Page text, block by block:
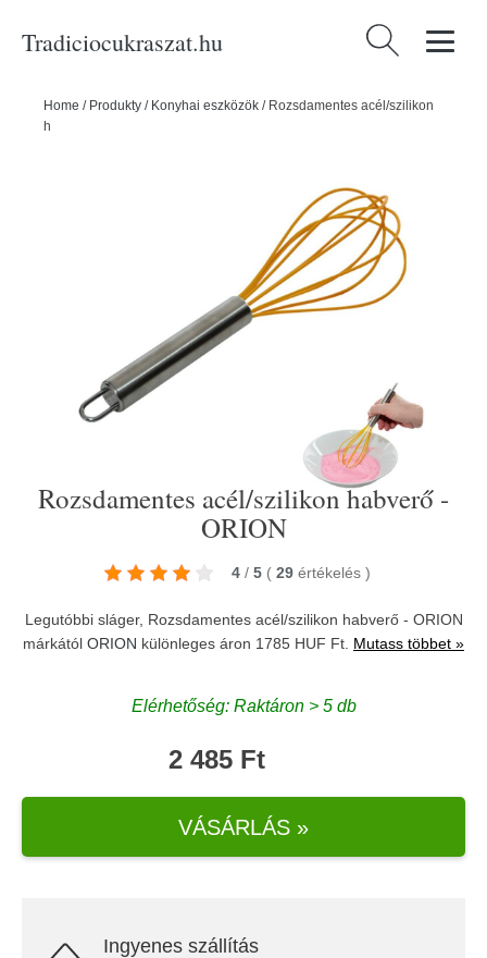
Tradiciocukraszat.hu Keresés:
Home / Produkty / Konyhai eszközök / Rozsdamentes acél/szilikon
habverő - ORION
Rozsdamentes acél/szilikon habverő -
ORION
4 / 5 ( 29 értékelés )
Legutóbbi sláger, Rozsdamentes acél/szilikon habverő - ORION
márkától ORION különleges áron 1785 HUF Ft. Mutass többet »
Elérhetőség: Raktáron > 5 db
2 485 Ft
VÁSÁRLÁS »
Ingyenes szállítás